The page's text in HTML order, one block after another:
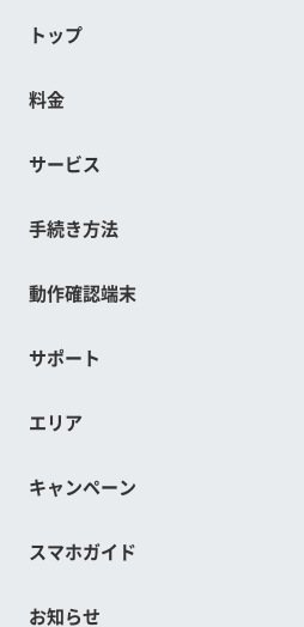
トップ
料金
サービス
手続き方法
動作確認端末
サポート
エリア
キャンペーン
スマホガイド
お知らせ